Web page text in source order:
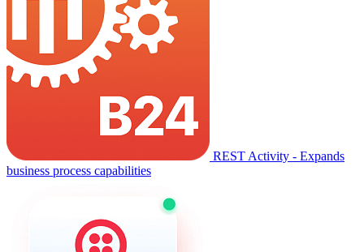
REST Activity - Expands
business process capabilities